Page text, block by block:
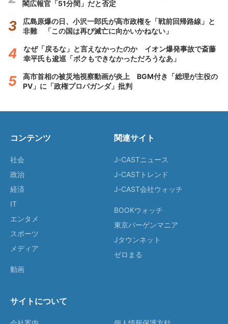
閣広報官「51分間」だと否定
広島原爆の日、小沢一郎氏が高市政権を「戦前回帰路線」と
非難 「この国は再び滅亡に向かいかねない」
なぜ「戻るな」と言えなかったのか イオン爆発事故で斎藤
幸平氏も逡巡「ボクもできなかっただろうなあ」
高市首相の被災地視察動画が炎上 BGM付き「総理が主役の
PV」に「政権プロパガンダ」批判
コンテンツ
社会
政治
経済
IT
エンタメ
スポーツ
メディア
動画
関連サイト
J-CASTニュース
J-CASTトレンド
J-CAST会社ウォッチ
BOOKウォッチ
東京バーゲンマニア
Jタウンネット
ゼロまる
サイトについて